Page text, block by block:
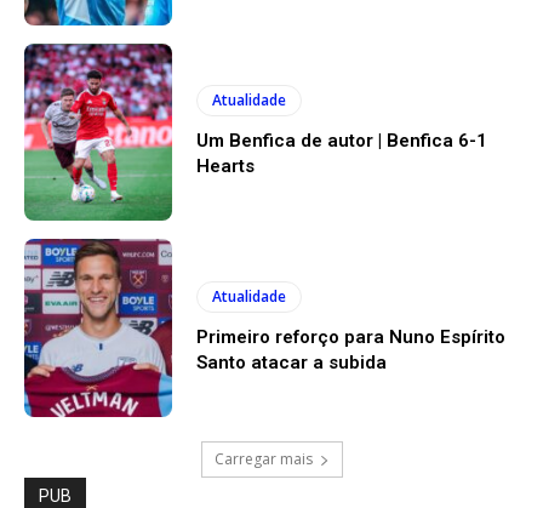
Atualidade
Um Benfica de autor | Benfica 6-1
Hearts
Atualidade
Primeiro reforço para Nuno Espírito
Santo atacar a subida
Carregar mais
PUB